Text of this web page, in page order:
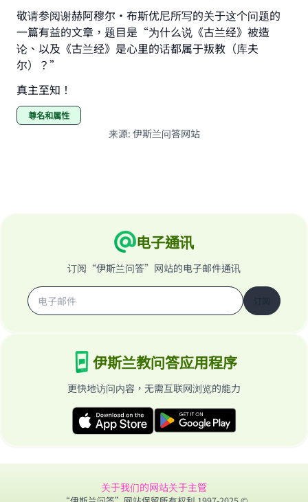
敬请参阅谢赫阿穆尔·布斯优尼所写的关于这个问题的
一篇有益的文章，题目是“为什么说《古兰经》被造
论、以及《古兰经》是心里的话都属于叛教（库夫
尔）？”
真主至知！
尊名和属性
来源: 伊斯兰问答网站
电子通讯
订阅“伊斯兰问答”网站的电子邮件通讯
伊斯兰教问答应用程序
更快地访问内容，无需互联网浏览的能力
关于我们的网站关于主管